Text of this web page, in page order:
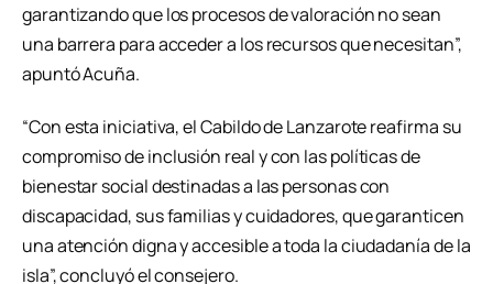
garantizando que los procesos de valoración no sean
una barrera para acceder a los recursos que necesitan”,
apuntó Acuña.
“Con esta iniciativa, el Cabildo de Lanzarote reafirma su
compromiso de inclusión real y con las políticas de
bienestar social destinadas a las personas con
discapacidad, sus familias y cuidadores, que garanticen
una atención digna y accesible a toda la ciudadanía de la
isla”, concluyó el consejero.